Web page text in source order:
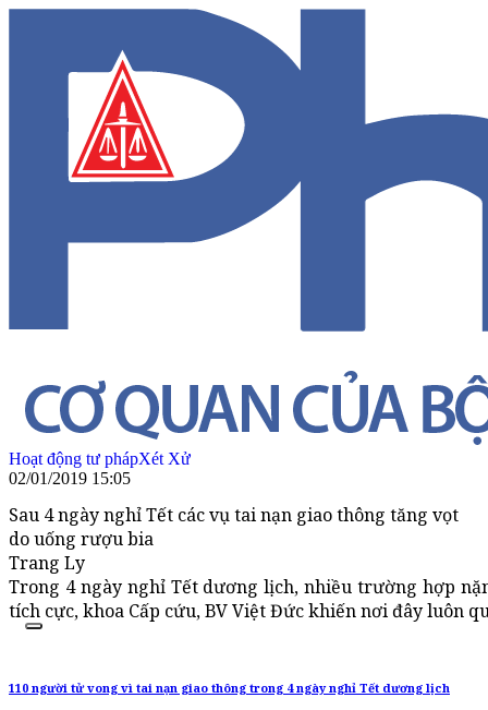
Hoạt động tư phápXét Xử
02/01/2019 15:05
Sau 4 ngày nghỉ Tết các vụ tai nạn giao thông tăng vọt
do uống rượu bia
Trang Ly
Trong 4 ngày nghỉ Tết dương lịch, nhiều trường hợp
tích cực, khoa Cấp cứu, BV Việt Đức khiến nơi đây luôn
110 người tử vong vì tai nạn giao thông trong 4 ngày nghỉ Tết dương lịch